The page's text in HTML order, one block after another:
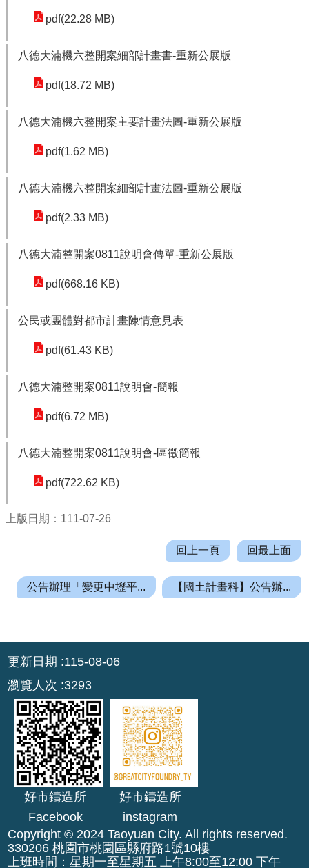
政
安
站
宣
告
資
通
安
全
政
pdf(22.28 MB)
八德大湳機六整開案細部計畫書-重新公展版
pdf(18.72 MB)
八德大湳機六整開案主要計畫法圖-重新公展版
pdf(1.62 MB)
八德大湳機六整開案細部計畫法圖-重新公展版
pdf(2.33 MB)
八德大湳整開案0811說明會傳單-重新公展版
pdf(668.16 KB)
公民或團體對都市計畫陳情意見表
pdf(61.43 KB)
八德大湳整開案0811說明會-簡報
pdf(6.72 MB)
八德大湳整開案0811說明會-區徵簡報
pdf(722.62 KB)
上版日期：111-07-26
回上一頁 回最上面
公告辦理「變更中壢平... 【國土計畫科】公告辦...
更新日期
115-08-06
瀏覽人次
3293
好市鑄造所
Facebook
好市鑄造所
instagram
Copyright © 2024 Taoyuan City. All rights reserved.
330206 桃園市桃園區縣府路1號10樓
上班時間：星期一至星期五 上午8:00至12:00 下午